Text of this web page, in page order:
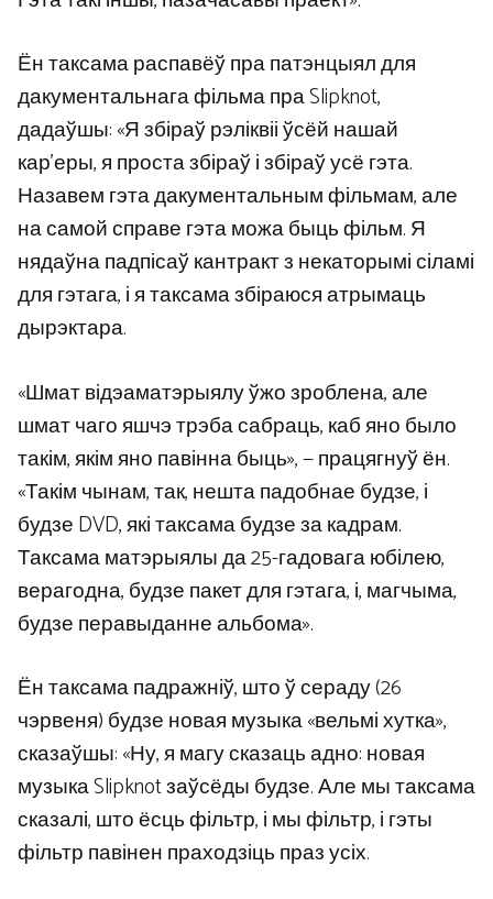
Ён таксама распавёў пра патэнцыял для
дакументальнага фільма пра Slipknot,
дадаўшы: «Я збіраў рэліквіі ўсёй нашай
кар’еры, я проста збіраў і збіраў усё гэта.
Назавем гэта дакументальным фільмам, але
на самой справе гэта можа быць фільм. Я
нядаўна падпісаў кантракт з некаторымі сіламі
для гэтага, і я таксама збіраюся атрымаць
дырэктара.
«Шмат відэаматэрыялу ўжо зроблена, але
шмат чаго яшчэ трэба сабраць, каб яно было
такім, якім яно павінна быць», — працягнуў ён.
«Такім чынам, так, нешта падобнае будзе, і
будзе DVD, які таксама будзе за кадрам.
Таксама матэрыялы да 25-гадовага юбілею,
верагодна, будзе пакет для гэтага, і, магчыма,
будзе перавыданне альбома».
Ён таксама падражніў, што ў сераду (26
чэрвеня) будзе новая музыка «вельмі хутка»,
сказаўшы: «Ну, я магу сказаць адно: новая
музыка Slipknot заўсёды будзе. Але мы таксама
сказалі, што ёсць фільтр, і мы фільтр, і гэты
фільтр павінен праходзіць праз усіх.